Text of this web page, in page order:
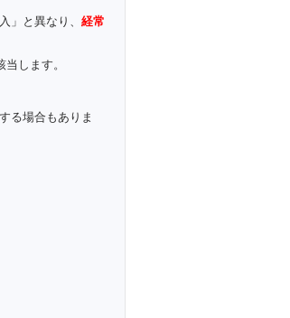
」と異なり、 経常
します。
る場合もありま